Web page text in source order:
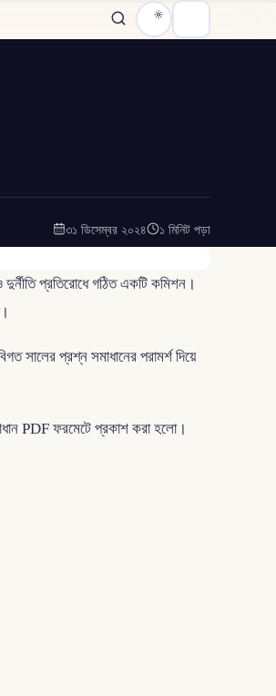
৩১ ডিসেম্বর ২০২৪ ১ মিনিট পড়া
প্রতিরোধে গঠিত একটি কমিশন।
সালের প্রশ্ন সমাধানের পরামর্শ দিয়ে
PDF ফরমেটে প্রকাশ করা হলো।